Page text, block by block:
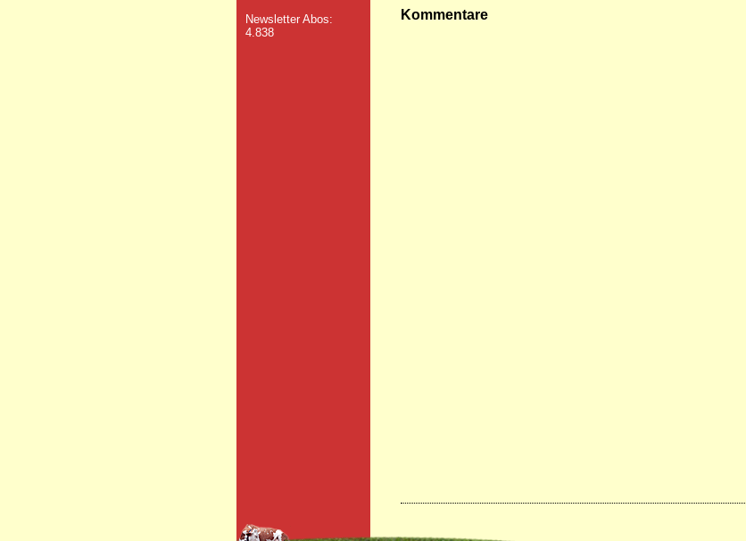
Newsletter Abos:
4.838
Kommentare